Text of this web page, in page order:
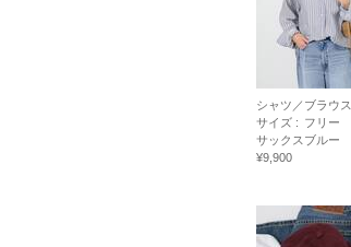
シャツ／ブラウス
サイズ : フリー
サックスブルー
¥9,900